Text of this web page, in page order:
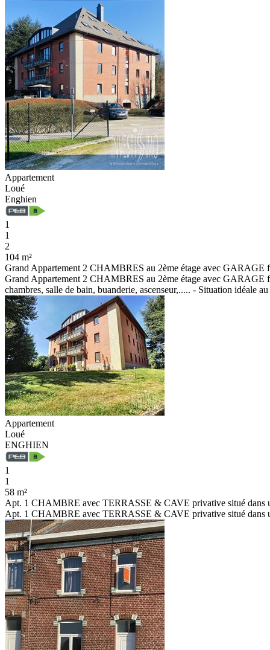
Appartement
Loué
Enghien
1
1
2
104 m²
Grand Appartement 2 CHAMBRES au 2ème étage avec GARAGE
Grand Appartement 2 CHAMBRES au 2ème étage avec GARAGE
chambres, salle de bain, buanderie, ascenseur,..... - Situation idéale
Appartement
Loué
ENGHIEN
1
1
58 m²
Apt. 1 CHAMBRE avec TERRASSE & CAVE privative situé dans
Apt. 1 CHAMBRE avec TERRASSE & CAVE privative situé dans